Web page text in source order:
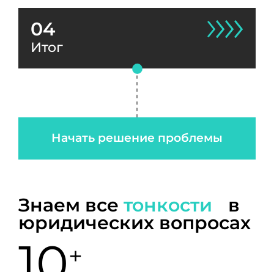
04
Итог
Начать решение проблемы
Знаем все тонкости в
юридических вопросах
+